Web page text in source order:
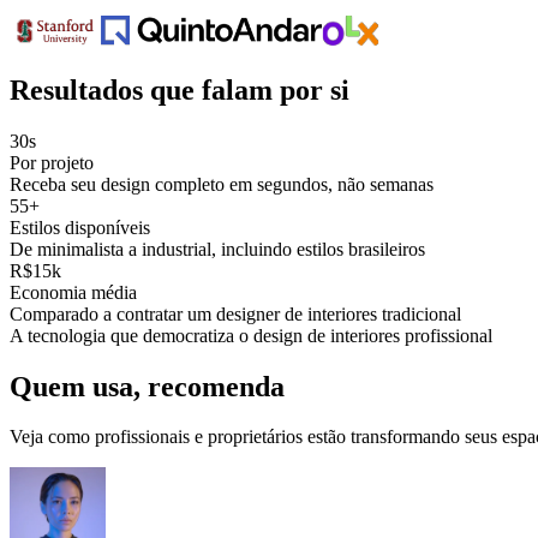
Resultados que falam por si
30s
Por projeto
Receba seu design completo em segundos, não semanas
55+
Estilos disponíveis
De minimalista a industrial, incluindo estilos brasileiros
R$15k
Economia média
Comparado a contratar um designer de interiores tradicional
A tecnologia que democratiza o design de interiores profissional
Quem usa, recomenda
Veja como profissionais e proprietários estão transformando seus